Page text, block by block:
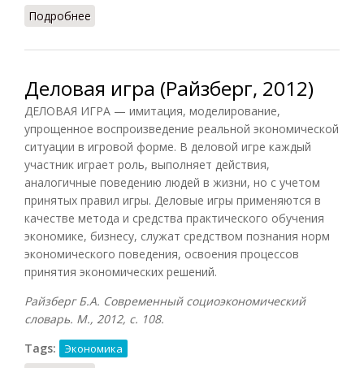
Подробнее
Деловая игра (Райзберг, 2012)
ДЕЛОВАЯ ИГРА — имитация, моделирование,
упрощенное воспроизведение реальной экономической
ситуации в игровой форме. В деловой игре каждый
участник играет роль, выполняет действия,
аналогичные поведению людей в жизни, но с учетом
принятых правил игры. Деловые игры применяются в
качестве метода и средства практического обучения
экономике, бизнесу, служат средством познания норм
экономического поведения, освоения процессов
принятия экономических решений.
Райзберг Б.А. Современный социоэкономический
словарь. М., 2012, с. 108.
Tags:
Экономика